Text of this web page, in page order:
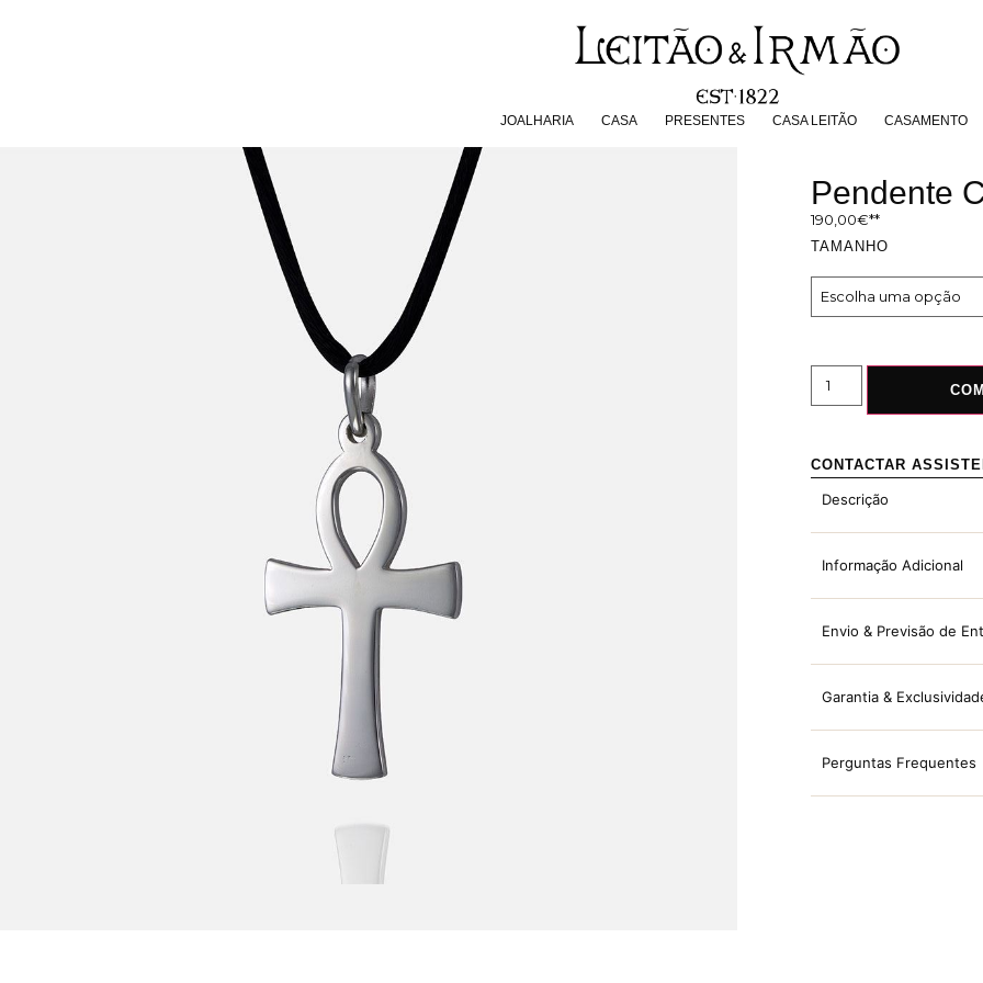
JOALHARIA CASA PRESENTES CASA LEITÃO CASAMENTO
PRESENTES CASA LEITÃO
Pendente
190,00€
TAMANHO
CONTACTAR
Descrição
Informação Adicional
Envio & Previsão de
Garantia &
Perguntas Frequentes